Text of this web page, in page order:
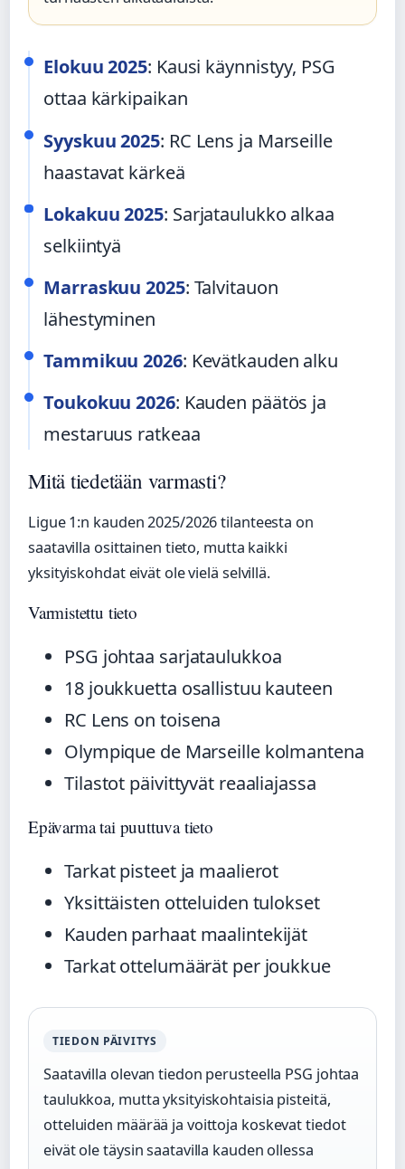
Elokuu 2025: Kausi käynnistyy, PSG
ottaa kärkipaikan
Syyskuu 2025: RC Lens ja Marseille
haastavat kärkeä
Lokakuu 2025: Sarjataulukko alkaa
selkiintyä
Marraskuu 2025: Talvitauon
lähestyminen
Tammikuu 2026: Kevätkauden alku
Toukokuu 2026: Kauden päätös ja
mestaruus ratkeaa
Mitä tiedetään varmasti?
Ligue 1:n kauden 2025/2026 tilanteesta on
saatavilla osittainen tieto, mutta kaikki
yksityiskohdat eivät ole vielä selvillä.
Varmistettu tieto
PSG johtaa sarjataulukkoa
18 joukkuetta osallistuu kauteen
RC Lens on toisena
Olympique de Marseille kolmantena
Tilastot päivittyvät reaaliajassa
Epävarma tai puuttuva tieto
Tarkat pisteet ja maalierot
Yksittäisten otteluiden tulokset
Kauden parhaat maalintekijät
Tarkat ottelumäärät per joukkue
TIEDON PÄIVITYS
Saatavilla olevan tiedon perusteella PSG johtaa
taulukkoa, mutta yksityiskohtaisia pisteitä,
otteluiden määrää ja voittoja koskevat tiedot
eivät ole täysin saatavilla kauden ollessa